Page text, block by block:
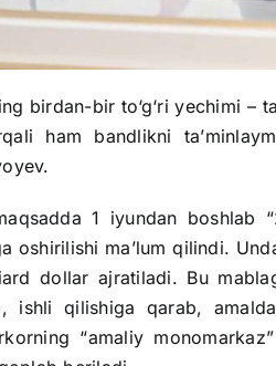
birdan-bir to‘g‘ri yechimi
ham bandlikni
1 iyundan boshlab
oshirilishi ma’lum qilindi.
dollar ajratiladi. Bu
ishli qilishiga qarab,
“amaliy